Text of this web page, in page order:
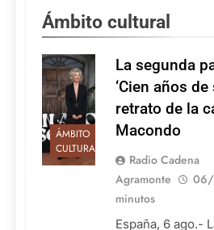
Ámbito cultural
ÁMBITO
CULTURAL
La segunda
‘Cien años
retrato de la
Macondo
Radio Cadena
Agramonte
minutos
España, 6 ago.-